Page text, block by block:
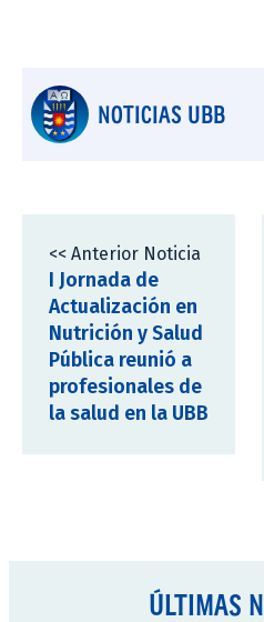
NOTICIAS UBB
<< Anterior Noticia
I Jornada de
Actualización en
Nutrición y Salud
Pública reunió a
profesionales de
la salud en la UBB
ÚLTIMAS